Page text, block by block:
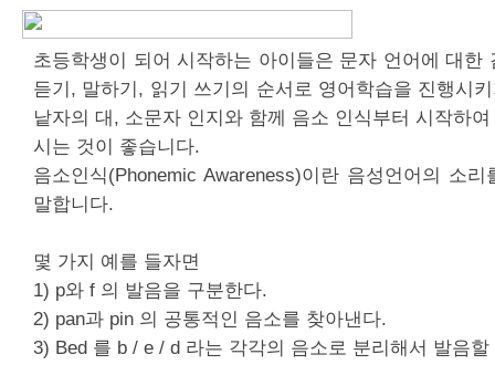
초등학생이 되어 시작하는 아이들은 문자 언어에 대한
듣기, 말하기, 읽기 쓰기의 순서로 영어학습을 진행시
낱자의 대, 소문자 인지와 함께 음소 인식부터 시작하
시는 것이 좋습니다.
음소인식(Phonemic Awareness)이란 음성언어의 소
말합니다.
몇 가지 예를 들자면
1) p와 f 의 발음을 구분한다.
2) pan과 pin 의 공통적인 음소를 찾아낸다.
3) Bed 를 b / e / d 라는 각각의 음소로 분리해서 발음할